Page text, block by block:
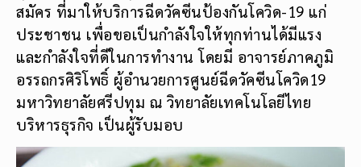
สมัคร ที่มาให้บริการฉีดวัคซีนป้องกันโควิด-19 แก่
ประชาชน เพื่อขอเป็นกำลังใจให้ทุกท่านได้มีแรง
และกำลังใจที่ดีในการทำงาน โดยมี อาจารย์ภาคภูมิ
อรรถกรศิริโพธิ์ ผู้อำนวยการศูนย์ฉีดวัคซีนโควิด19
มหาวิทยาลัยศรีปทุม ณ วิทยาลัยเทคโนโลยีไทย
บริหารธุรกิจ เป็นผู้รับมอบ